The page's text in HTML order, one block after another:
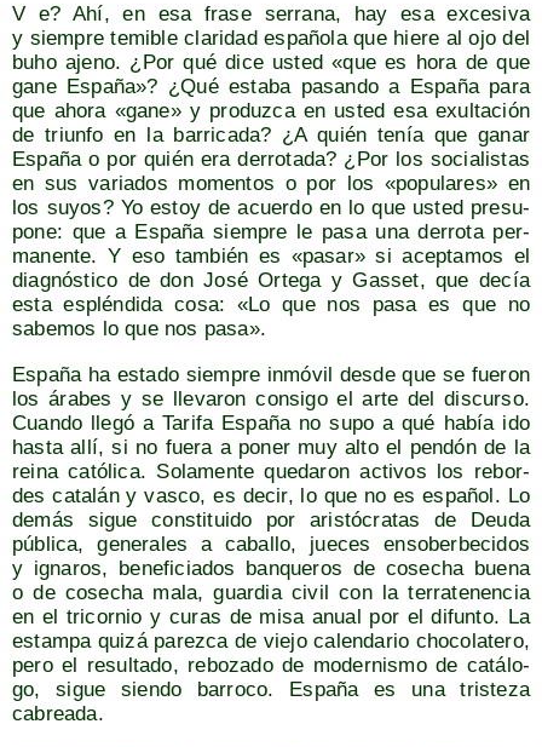
V e? Ahí, en esa fra­se serra­na, hay esa exce­si­va
y siem­pre temi­ble cla­ri­dad espa­ño­la que hie­re al ojo del
buho ajeno. ¿Por qué dice usted «que es hora de que
gane Espa­ña»? ¿Qué esta­ba pasan­do a Espa­ña para
que aho­ra «gane» y pro­duz­ca en usted esa exul­ta­ción
de triun­fo en la barri­ca­da? ¿A quién tenía que ganar
Espa­ña o por quién era derro­ta­da? ¿Por los socia­lis­tas
en sus varia­dos momen­tos o por los «popu­la­res» en
los suyos? Yo estoy de acuer­do en lo que usted pre­su­
po­ne: que a Espa­ña siem­pre le pasa una derro­ta per­
ma­nen­te. Y eso tam­bién es «pasar» si acep­ta­mos el
diag­nós­ti­co de don José Orte­ga y Gas­set, que decía
esta esplén­di­da cosa: «Lo que nos pasa es que no
sabe­mos lo que nos pasa».
Espa­ña ha esta­do siem­pre inmó­vil des­de que se fue­ron
los ára­bes y se lle­va­ron con­si­go el arte del dis­cur­so.
Cuan­do lle­gó a Tari­fa Espa­ña no supo a qué había ido
has­ta allí, si no fue­ra a poner muy alto el pen­dón de la
rei­na cató­li­ca. Sola­men­te que­da­ron acti­vos los rebor­
des cata­lán y vas­co, es decir, lo que no es espa­ñol. Lo
demás sigue cons­ti­tui­do por aris­tó­cra­tas de Deu­da
públi­ca, gene­ra­les a caba­llo, jue­ces enso­ber­be­ci­dos
y igna­ros, bene­fi­cia­dos ban­que­ros de cose­cha bue­na
o de cose­cha mala, guar­dia civil con la terra­te­nen­cia
en el tri­cor­nio y curas de misa anual por el difun­to. La
estam­pa qui­zá parez­ca de vie­jo calen­da­rio cho­co­la­te­ro,
pero el resul­ta­do, rebo­za­do de moder­nis­mo de catá­lo­
go, sigue sien­do barro­co. Espa­ña es una tris­te­za
cabreada.